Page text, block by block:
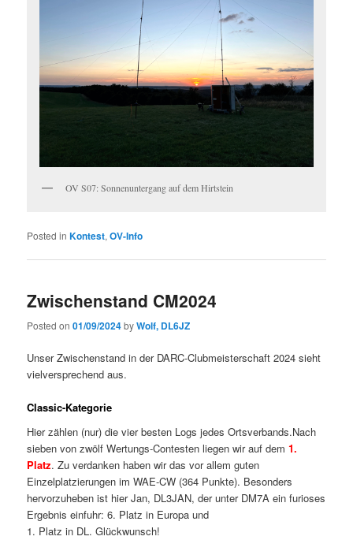
OV S07: Sonnenuntergang auf dem Hirtstein
Posted in Kontest,OV-Info
Zwischenstand CM2024
Posted on01/09/2024byWolf, DL6JZ
Unser Zwischenstand in der DARC-Clubmeisterschaft 2024 sieht
vielversprechend aus.
Classic-Kategorie
Hier zählen (nur) die vier besten Logs jedes Ortsverbands.Nach
sieben von zwölf Wertungs-Contesten liegen wir auf dem1.
Platz. Zu verdanken haben wir das vor allem guten
Einzelplatzierungen im WAE-CW (364 Punkte). Besonders
hervorzuheben ist hier Jan, DL3JAN, der unter DM7A ein furioses
Ergebnis einfuhr: 6. Platz in Europa und
1. Platz in DL. Glückwunsch!